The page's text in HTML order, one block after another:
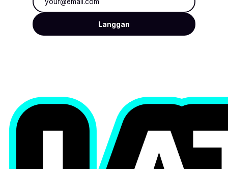
Langgan